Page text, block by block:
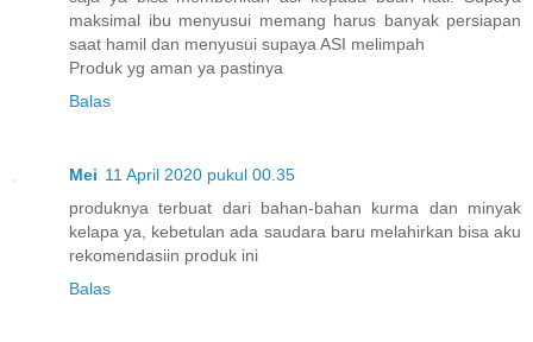
maksimal ibu menyusui memang harus banyak persiapan
saat hamil dan menyusui supaya ASI melimpah
Produk yg aman ya pastinya
Balas
Mei 11 April 2020 pukul 00.35
produknya terbuat dari bahan-bahan kurma dan minyak
kelapa ya, kebetulan ada saudara baru melahirkan bisa aku
rekomendasiin produk ini
Balas